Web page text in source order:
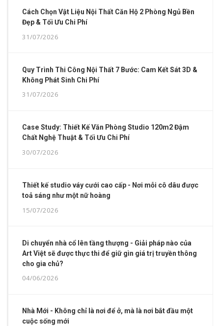
Cách Chọn Vật Liệu Nội Thất Căn Hộ 2 Phòng Ngủ Bền
Đẹp & Tối Ưu Chi Phí
31/07/2026
Quy Trình Thi Công Nội Thất 7 Bước: Cam Kết Sát 3D &
Không Phát Sinh Chi Phí
31/07/2026
Case Study: Thiết Kế Văn Phòng Studio 120m2 Đậm
Chất Nghệ Thuật & Tối Ưu Chi Phí
30/07/2026
Thiết kế studio váy cưới cao cấp - Nơi mỗi cô dâu được
toả sáng như một nữ hoàng
15/07/2026
Di chuyển nhà cổ lên tầng thượng - Giải pháp nào của
Art Việt sẽ được thực thi để giữ gìn giá trị truyền thông
cho gia chủ?
04/06/2026
Nhà Mới - Không chỉ là nơi để ở, mà là nơi bắt đầu một
cuộc sống mới